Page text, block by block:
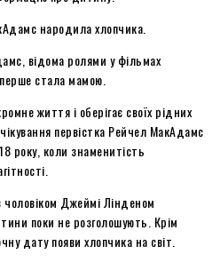
народила хлопчика.
відома ролями у фільмах
стала мамою.
життя і оберігає своїх рідних
первістка Рейчел МакАдамс
року, коли знаменитість
Джеймі Лінденом
поки не розголошують. Крім
дату появи хлопчика на світ.